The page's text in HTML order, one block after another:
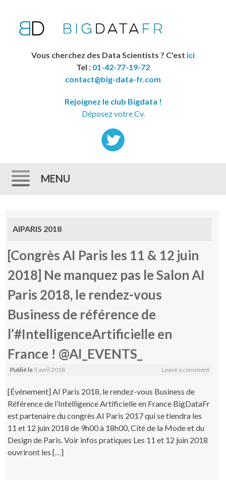
Vous cherchez des Data Scientists ? C'est ici
Tel : 01-42-77-19-72
contact@big-data-fr.com
Rejoignez le club Bigdata !
Déposez votre Cv.
MENU
AIPARIS 2018
[Congrès AI Paris les 11 & 12 juin
2018] Ne manquez pas le Salon AI
Paris 2018, le rendez-vous
Business de référence de
l’#IntelligenceArtificielle en
France ! @AI_EVENTS_
Publié le3 avril 2018 Leave a comment
[Événement] AI Paris 2018, le rendez-vous Business de
Référence de l’Intelligence Artificielle en France BigDataFr
est partenaire du congrès AI Paris 2017 qui se tiendra les
11 et 12 juin 2018 de 9h00 à 18h00, Cité de la Mode et du
Design de Paris. Voir infos pratiques Les 11 et 12 juin 2018
ouvriront les […]